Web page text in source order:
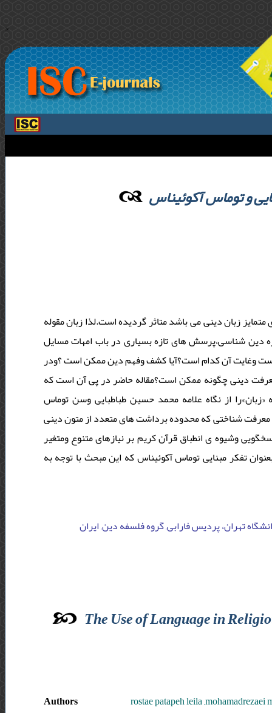
>
و توماس آکوئیناس
زبان دینی می باشد متاثر گردیده است.لذا زبان مقوله
دین شناسی،پرسش های تازه بسیاری در باب امهات مسایل
وغایت آن کدام است؟آیا کشف وفهم دین ممکن است ؟ودر
دینی چگونه ممکن است؟مقاله حاضر در پی آن است که
از نگاه علامه محمد حسین طباطبایی وسن توماس
شناختی که محدوده برداشت های متعدد از متون دینی
وشیوه ی انطباق قرآن کریم بر نیازهای متنوع ومتغیر
تفکر مبنایی توماس آکوئیناس که این مبحث با توجه به
تهران، پردیس فارابی, گروه فلسفه دین, ایران
The Use of Language in
Authors
rostae patapeh leila ,mohamadrezaei